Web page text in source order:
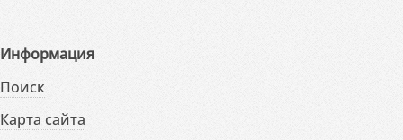
Информация
Поиск
Карта сайта